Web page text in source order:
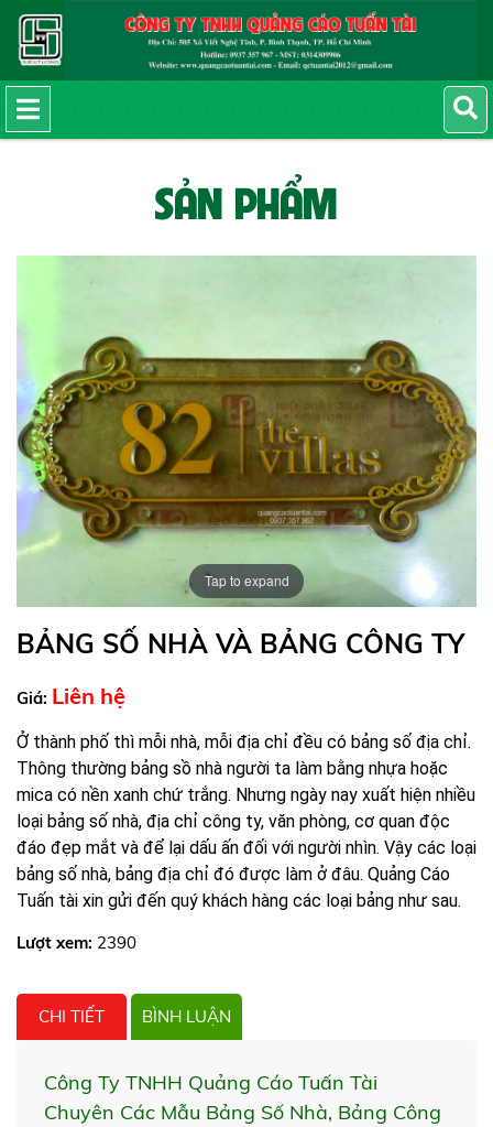
SẢN PHẨM
Tap to expand
BẢNG SỐ NHÀ VÀ BẢNG CÔNG TY
Giá: Liên hệ
Ở thành phố thì mỗi nhà, mỗi địa chỉ đều có bảng số địa chỉ.
Thông thường bảng sồ nhà người ta làm bằng nhựa hoặc
mica có nền xanh chứ trắng. Nhưng ngày nay xuất hiện nhiều
loại bảng số nhà, địa chỉ công ty, văn phòng, cơ quan độc
đáo đẹp mắt và để lại dấu ấn đối với người nhìn. Vậy các loại
bảng số nhà, bảng địa chỉ đó được làm ở đâu. Quảng Cáo
Tuấn tài xin gửi đến quý khách hàng các loại bảng như sau.
Lượt xem: 2390
CHI TIẾT BÌNH LUẬN
Công Ty TNHH Quảng Cáo Tuấn Tài
Chuyên Các Mẫu Bảng Số Nhà, Bảng Công